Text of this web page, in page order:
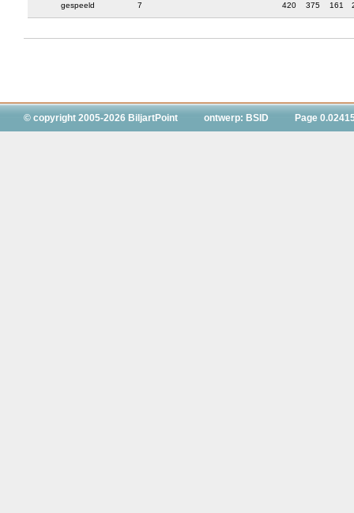
gespeeld 7 420 375 161
© copyright 2005-2026 BiljartPoint ontwerp: BSID Page